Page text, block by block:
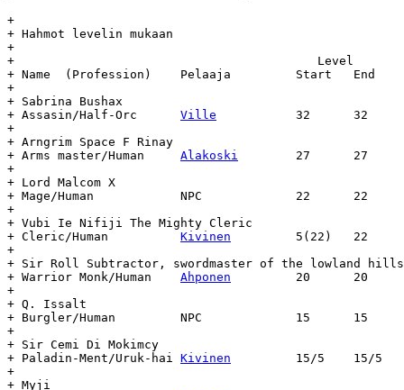
+
+ Hahmot levelin mukaan
+
+					   Level	    Day		Age
+ Name	(Profession)	Pelaaja		Start	End	Start	End	(days)
+
+ Sabrina Bushax
Ville
+
+ Arngrim Space F Rinay
Alakoski
+
+ Lord Malcom X
+ Mage/Human		NPC		22	22	854	???	???
+
+ Vubi Ie Nifiji The Mighty Cleric
Kivinen
+
+ Sir Roll Subtractor, swordmaster of the lowland hills
Ahponen
+
+ Q. Issalt
+ Burgler/Human		NPC		15	15	980	-	-
+
+ Sir Cemi Di Mokimcy
Kivinen
+
+ Myji